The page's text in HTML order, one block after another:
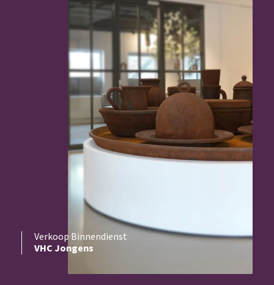
Verkoop Binnendienst
VHC Jongens